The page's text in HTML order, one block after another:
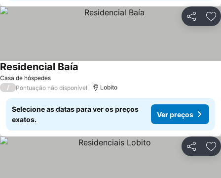
Partilhar
Casa de hóspedes
Residencial Baía
/ Pontuação não disponível Lobito
Selecione as datas para ver os preços
exatos.
Ver preços
Partilhar